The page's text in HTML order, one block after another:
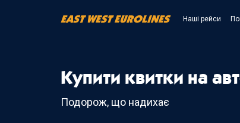
Наші рейси
Купити квитки на
Подорож, що надихає